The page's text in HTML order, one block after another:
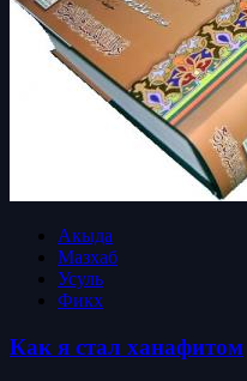
Акыда
Мазхаб
Усуль
Фикх
Как я стал ханафитом